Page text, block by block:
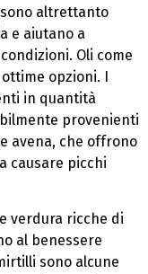
sono altrettanto
e aiutano a
Oli come
opzioni. I
in quantità
provenienti
avena, che offrono
causare picchi
verdura ricche di
al benessere
sono alcune